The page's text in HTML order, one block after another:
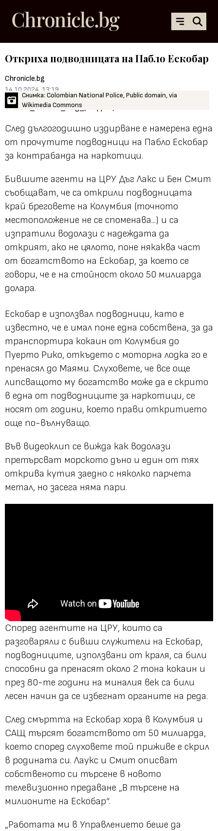
Откриха подводницата на Пабло Ескобар
Chronicle.bg
14.10.2024, 13:19
Снимка: Colombian National Police, Public domain, via
Wikimedia Commons
След дългогодишно издирване е намерена една
от прочутите подводници на Пабло Ескобар
за контрабанда на наркотици.
Бившите агенти на ЦРУ Дъг Лакс и Бен Смит
съобщават, че са открили подводницата
край бреговете на Колумбия (точното
местоположение не се споменава...) и са
изпратили водолази с надеждата да
открият, ако не цялото, поне някаква част
от богатството на Ескобар, за което се
говори, че е на стойност около 50 милиарда
долара.
Ескобар е използвал подводници, като е
известно, че е имал поне една собствена, за да
транспортира кокаин от Колумбия до
Пуерто Рико, откъдето с моторна лодка го е
пренасял до Маями. Слуховете, че все още
липсващото му богатство може да е скрито
в една от подводниците за наркотици, се
носят от години, което прави откритието
още по-вълнуващо.
Във видеоклип се вижда как водолази
претърсват морското дъно и един от тях
открива кутия заедно с няколко парчета
метал, но засега няма пари.
Според агентите на ЦРУ, които са
разговаряли с бивши служители на Ескобар,
подводниците, използвани от краля, са били
способни да пренасят около 2 тона кокаин и
през 80-те години на миналия век са били
лесен начин да се избегнат органите на реда.
След смъртта на Ескобар хора в Колумбия и
САЩ търсят богатството от 50 милиарда,
което според слуховете той приживе е скрил
в родината си. Лаукс и Смит описват
собственото си търсене в новото
телевизионно предаване „В търсене на
милионите на Ескобар“.
„Работата ми в Управлението беше да